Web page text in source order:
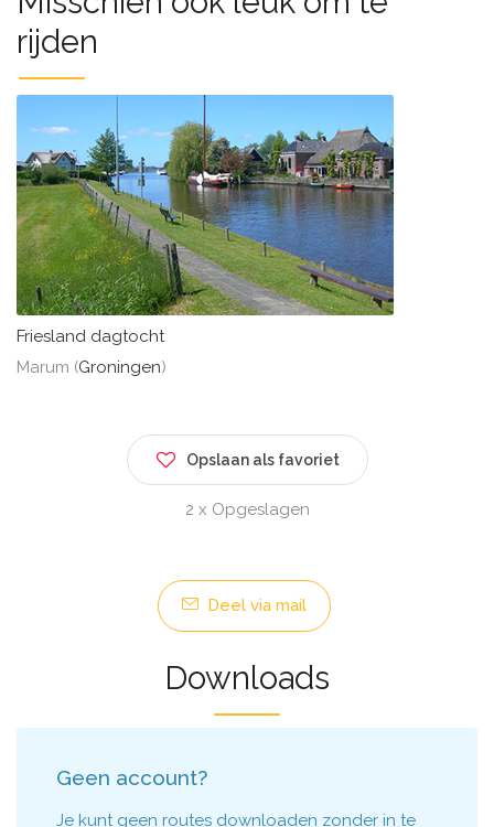
rijden
Friesland dagtocht
Marum (Groningen)
Opslaan als favoriet
2 x Opgeslagen
Deel via mail
Downloads
Geen account?
Je kunt geen routes downloaden zonder in te